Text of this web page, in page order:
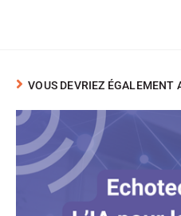
VOUS DEVRIEZ ÉGALEMENT